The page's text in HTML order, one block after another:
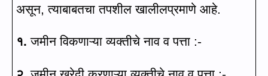
असून,त्याबाबतचा तपशील खालीलप्रमाणे आहे.
१. जमीन विकणाऱ्या व्यक्तीचे नाव व पत्ता :-